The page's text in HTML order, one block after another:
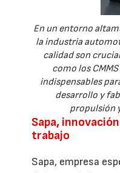
En un entorno
la industria
calidad son
como los
indispensables
desarrollo y
propulsión
Sapa,
trabajo
Sapa, empresa